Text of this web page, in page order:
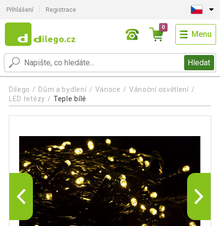
Přihlášení Registrace
Hledat
0
Menu
Dilego Dům a bydlení Vánoce
Vánoční osvětlení
LED řetězy
Teple bílé